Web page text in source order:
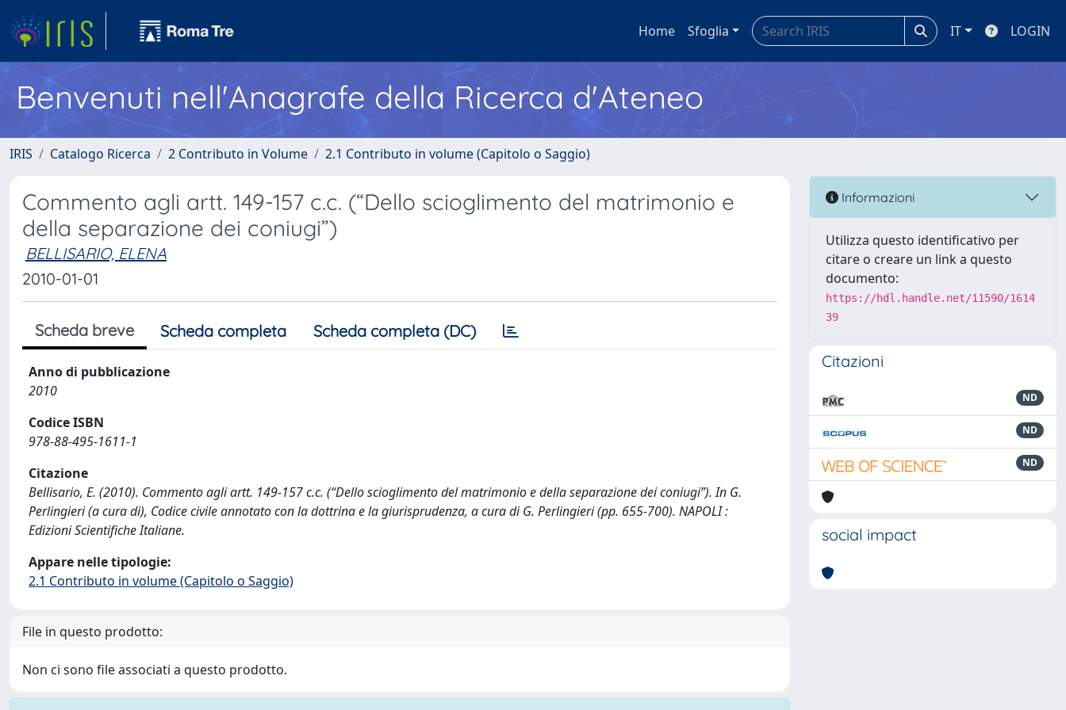
Home Sfoglia IT LOGIN
Benvenuti nell'Anagrafe della Ricerca d'Ateneo
IRIS Catalogo Ricerca 2 Contributo in Volume 2.1 Contributo in volume (Capitolo o Saggio)
Commento agli artt. 149-157 c.c. (“Dello scioglimento del matrimonio e
della separazione dei coniugi”)
BELLISARIO, ELENA
2010-01-01
Scheda breve Scheda completa Scheda completa (DC)
Anno di pubblicazione
2010
Codice ISBN
978-88-495-1611-1
Citazione
Bellisario, E. (2010). Commento agli artt. 149-157 c.c. (“Dello scioglimento del matrimonio e della separazione dei coniugi”). In G.
Perlingieri (a cura di), Codice civile annotato con la dottrina e la giurisprudenza, a cura di G. Perlingieri (pp. 655-700). NAPOLI :
Edizioni Scientifiche Italiane.
Appare nelle tipologie:
2.1 Contributo in volume (Capitolo o Saggio)
File in questo prodotto:
Non ci sono file associati a questo prodotto.
Informazioni
Utilizza questo identificativo per
citare o creare un link a questo
documento:
https://hdl.handle.net/11590/1614
39
Citazioni
ND
ND
ND
social impact